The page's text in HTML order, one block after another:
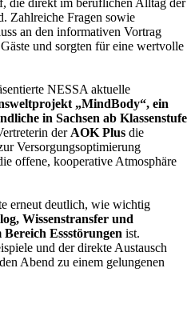
die direkt im beruflichen Alltag der
Zahlreiche Fragen sowie
an den informativen Vortrag
und sorgten für eine wertvolle
NESSA aktuelle
„MindBody“, ein
in Sachsen ab Klassenstufe
derAOK Plus die
Versorgungsoptimierung
offene, kooperative Atmosphäre
erneut deutlich, wie wichtig
Wissenstransfer und
Bereich Essstörungen ist.
und der direkte Austausch
Abend zu einem gelungenen